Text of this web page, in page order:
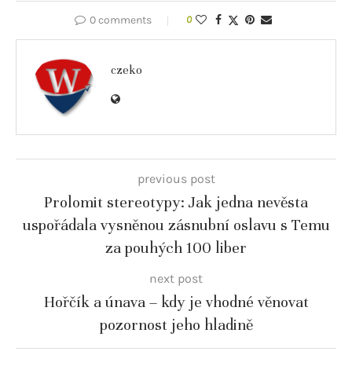
0 comments 0
czeko
previous post
Prolomit stereotypy: Jak jedna nevěsta
uspořádala vysněnou zásnubní oslavu s Temu
za pouhých 100 liber
next post
Hořčík a únava – kdy je vhodné věnovat
pozornost jeho hladině